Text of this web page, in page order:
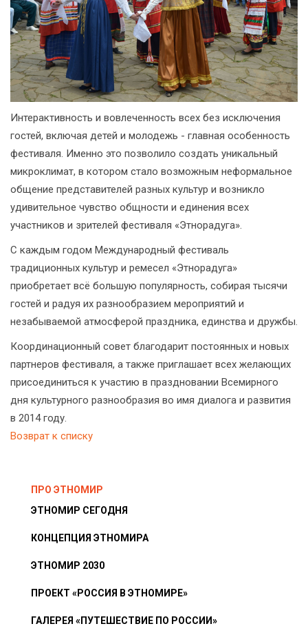
Интерактивность и вовлеченность всех без исключения
гостей, включая детей и молодежь - главная особенность
фестиваля. Именно это позволило создать уникальный
микроклимат, в котором стало возможным неформальное
общение представителей разных культур и возникло
удивительное чувство общности и единения всех
участников и зрителей фестиваля «Этнорадуга».
С каждым годом Международный фестиваль
традиционных культур и ремесел «Этнорадуга»
приобретает всё большую популярность, собирая тысячи
гостей и радуя их разнообразием мероприятий и
незабываемой атмосферой праздника, единства и дружбы.
Координационный совет благодарит постоянных и новых
партнеров фестиваля, а также приглашает всех желающих
присоединиться к участию в праздновании Всемирного
дня культурного разнообразия во имя диалога и развития
в 2014 году.
Возврат к списку
ПРО ЭТНОМИР
ЭТНОМИР СЕГОДНЯ
КОНЦЕПЦИЯ ЭТНОМИРА
ЭТНОМИР 2030
ПРОЕКТ «РОССИЯ В ЭТНОМИРЕ»
ГАЛЕРЕЯ «ПУТЕШЕСТВИЕ ПО РОССИИ»